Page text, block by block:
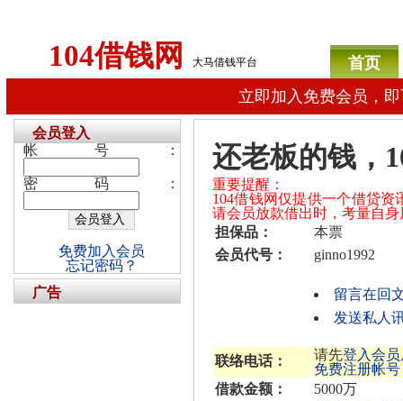
104借钱网 大马借钱平台
首页
立即加入免费会员，
还老板的钱，
重要提醒：
104借钱网仅提供一个借贷
请会员放款借出时，考量自
担保品：
本票
会员代号：
ginno1992
留言在回
发送私人
联络电话： 请先登入会员
免费注册帐号
借款金额：
5000万
会员登入
帐号：
密码：
免费加入会员
忘记密码？
广告